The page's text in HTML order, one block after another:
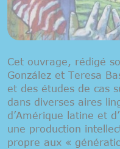
Cet ouvrage, rédigé
González et Teresa
et des études de cas
dans diverses aires
d’Amérique latine et
une production
propre aux «